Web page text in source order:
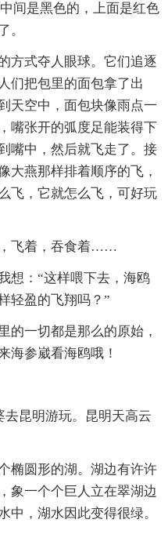
间是黑色的，上面是红色
。
方式夺人眼球。它们追逐
们把包里的面包拿了出
天空中，面包块像雨点一
嘴张开的弧度足能装得下
嘴中，然后就飞走了。接
大燕那样排着顺序的飞，
飞，它就怎么飞，可好玩
飞着，吞食着……
想：“这样喂下去，海鸥
轻盈的飞翔吗？”
的一切都是那么的原始，
海参崴看海鸥哦！
去昆明游玩。昆明天高云
椭圆形的湖。湖边有许许
象一个个巨人立在翠湖边
中，湖水因此变得很绿。